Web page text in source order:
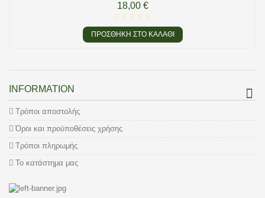
18,00 €
ΠΡΟΣΘΉΚΗ ΣΤΟ ΚΑΛΆΘΙ
INFORMATION
Τρόποι αποστολής
Όροι και προϋποθέσεις χρήσης
Τρόποι πληρωμής
Το κατάστημα μας